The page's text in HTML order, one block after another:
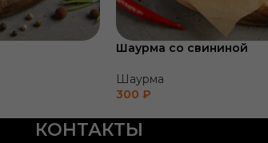
Шаурма со свининой
Шаурма
300 ₽
КОНТАКТЫ